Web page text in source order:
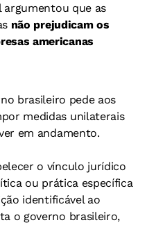
argumentou que as
não prejudicam os
americanas
brasileiro pede aos
medidas unilaterais
em andamento.
o vínculo jurídico
ou prática específica
identificável ao
o governo brasileiro,